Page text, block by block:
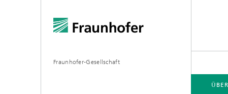
Fraunhofer-Gesellschaft